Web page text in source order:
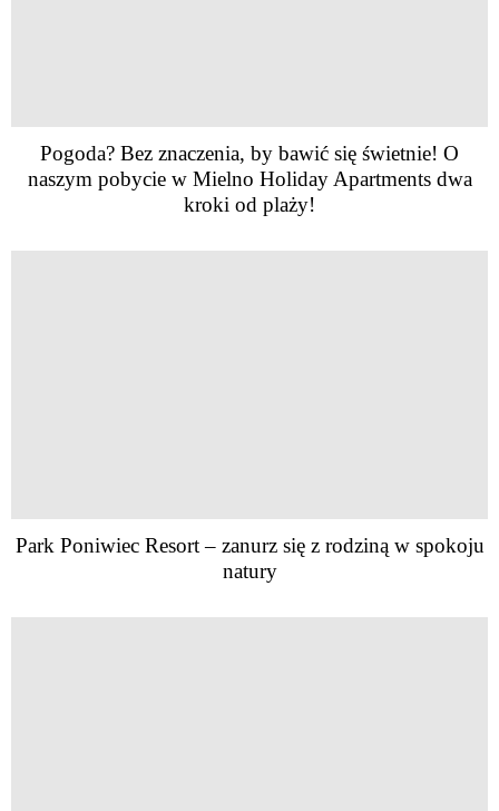
Pogoda? Bez znaczenia, by bawić się świetnie! O
naszym pobycie w Mielno Holiday Apartments dwa
kroki od plaży!
Park Poniwiec Resort – zanurz się z rodziną w spokoju
natury